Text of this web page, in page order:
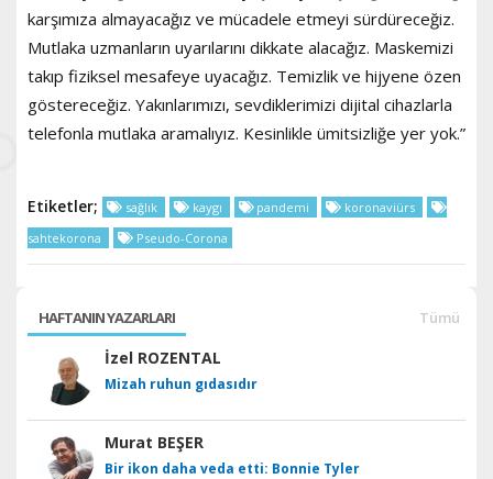
karşımıza almayacağız ve mücadele etmeyi sürdüreceğiz.
Mutlaka uzmanların uyarılarını dikkate alacağız. Maskemizi
takıp fiziksel mesafeye uyacağız. Temizlik ve hijyene özen
göstereceğiz. Yakınlarımızı, sevdiklerimizi dijital cihazlarla
telefonla mutlaka aramalıyız. Kesinlikle ümitsizliğe yer yok.”
Etiketler; sağlık kaygı pandemi
koronaviürs
sahtekorona
Pseudo-Corona
HAFTANIN YAZARLARI Tümü
İzel ROZENTAL
Mizah ruhun gıdasıdır
Murat BEŞER
Bir ikon daha veda etti: Bonnie Tyler